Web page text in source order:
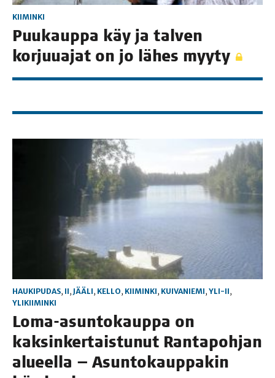
KIIMINKI
Puu­kaup­pa käy ja tal­ven
kor­juu­ajat on jo lähes myyty
HAUKIPUDAS, II, JÄÄLI, KELLO, KIIMINKI, KUIVANIEMI, YLI-II,
YLIKIIMINKI
Loma-asun­to­kaup­pa on
kak­sin­ker­tais­tu­nut Ran­ta­poh­jan
alu­eel­la — Asun­to­kaup­pa­kin